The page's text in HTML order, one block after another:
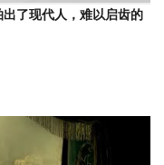
了现代人，难以启齿的